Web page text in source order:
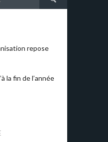
repose
la fin de l’année